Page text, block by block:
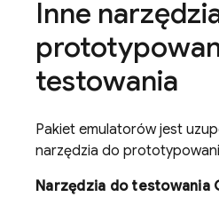
Inne
testowania
Pakiet emulatorów jest
narzędzia do
Narzędzia do testowania